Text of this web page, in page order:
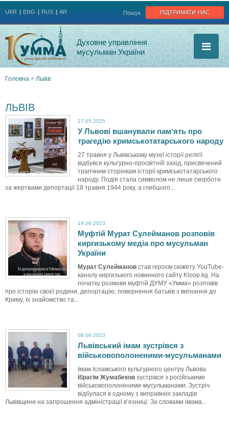
підтримати нас
Пошук
UKR ENG RUS AR
Духовне управління
мусульман України
є
тут
Головна > Львів
ЛЬВІВ
27.05.2025
У Львові вшанували памʼять про
трагедію кримськотатарського народу
27 травня у Львівському музеї історії релігії
відбувся культурно-просвітній захід, присвячений
трагічним сторінкам історії кримськотатарського
народу. Подія стала символом не лише скорботи
за жертвами депортації 18 травня 1944 року, а глибшого...
19.09.2023
Муфтій Мурат Сулейманов розповів
киргизькому медіа про мусульман
України
Мурат Сулейманов став героєм сюжету YouTube-
каналу киргизького новинного сайту Kloop.kg. На
початку розмови муфтій ДУМУ «Умма» розповів
про історію своєї родини, депортацію, повернення батьків з вигнання до
Криму, їх знайомство та...
08.09.2023
Львівський імам зустрівся з
військовополоненими-мусульманами
Імам Ісламського культурного центру Львова
Ібрагім Жумабеков зустрівся з російськими
військовополоненими-мусульманами. Зустріч
відбулася в одному з виправних закладів
Львівщини на запрошення адміністрації в’язниці. За словами імама...